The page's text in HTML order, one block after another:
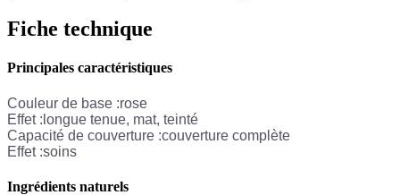
Fiche technique
Principales caractéristiques
Couleur de base :rose
Effet : longue tenue, mat, teinté
Capacité de couverture :couverture complète
Effet :soins
Ingrédients naturels